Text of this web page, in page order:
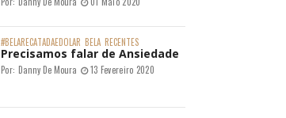
#BELARECATADAEDOLAR BELA RECENTES
Precisamos falar de Ansiedade
Por: Danny De Moura 13 Fevereiro 2020